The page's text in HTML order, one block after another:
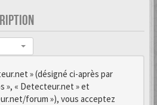
» (désigné ci-après par
», « Detecteur.net » et
forum »), vous acceptez